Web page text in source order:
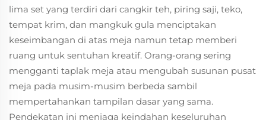
lima set yang terdiri dari cangkir teh, piring saji, teko,
tempat krim, dan mangkuk gula menciptakan
keseimbangan di atas meja namun tetap memberi
ruang untuk sentuhan kreatif. Orang-orang sering
mengganti taplak meja atau mengubah susunan pusat
meja pada musim-musim berbeda sambil
mempertahankan tampilan dasar yang sama.
Pendekatan ini menjaga keindahan keseluruhan